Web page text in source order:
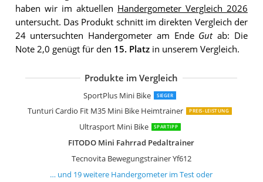
haben wir im aktuellen Handergometer Vergleich 2026
untersucht. Das Produkt schnitt im direkten Vergleich der
24 untersuchten Handergometer am Ende Gutab: Die
Note 2,0 genügt für den 15. Platzin unserem Vergleich.
Produkte im Vergleich
SportPlus Mini Bike SIEGER
Tunturi Cardio Fit M35 Mini Bike Heimtrainer PREIS-LEISTUNG
Ultrasport Mini Bike SPARTIPP
FITODO Mini Fahrrad Pedaltrainer
Tecnovita Bewegungstrainer Yf612
maxVitalis Mini Bike
Uten Mini Heimtrainer
HELDENWERK Pedaltrainer Basic Set
Christopeit Heimtrainer Mini Bike MB
Tunturi Cardio Fit M30 Mini Bike
himaly Minibike
VITALmaxx Mini-Trainer für Arme
Juskys Pedaltrainer Sportivo leiser
ISO TRADE Mini-Fahrrad Mini-
AGM Heimtrainer Mini Bike
Mini Bike Beintrainer Mini Arm und
Sport-Tec Arm- und Beintrainer move
Sundo Bewegungstrainer Digital
… und 19weitere Handergometer im Test oder